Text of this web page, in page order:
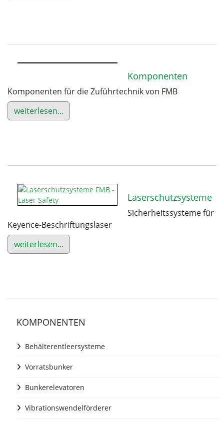
Komponenten
Komponenten für die Zuführtechnik von FMB
weiterlesen...
Laserschutzsysteme
Sicherheitssysteme für
Keyence-Beschriftungslaser
weiterlesen...
KOMPONENTEN
Behälterentleersysteme
Vorratsbunker
Bunkerelevatoren
Vibrationswendelförderer